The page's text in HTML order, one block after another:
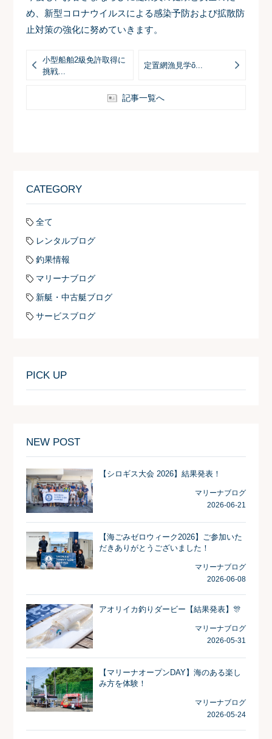
め、新型コロナウイルスによる感染予防および拡散防
止対策の強化に努めていきます。
小型船舶2級免許取得に
挑戦...
定置網漁見学ὄ...
記事一覧へ
CATEGORY
全て
レンタルブログ
釣果情報
マリーナブログ
新艇・中古艇ブログ
サービスブログ
PICK UP
NEW POST
【シロギス大会 2026】結果発表！
マリーナブログ
2026-06-21
【海ごみゼロウィーク2026】ご参加いた
だきありがとうございました！
マリーナブログ
2026-06-08
アオリイカ釣りダービー【結果発表】🎊
マリーナブログ
2026-05-31
【マリーナオープンDAY】海のある楽し
み方を体験！
マリーナブログ
2026-05-24